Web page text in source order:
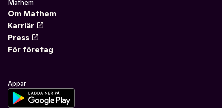
Mathem
Om Mathem
Karriär
Press
För företag
Appar